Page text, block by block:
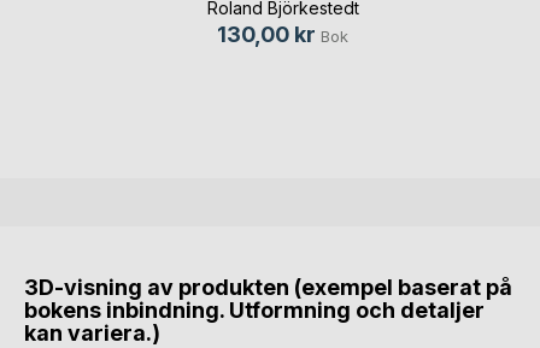
Roland Björkestedt
130,00 kr Bok
3D-visning av produkten (exempel baserat på
bokens inbindning. Utformning och detaljer
kan variera.)